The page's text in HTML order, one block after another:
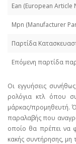
Εan (European Article
Mpn (Manufacturer
Παρτίδα
Επόμενη παρτίδα
Οι εγγυήσεις
ρολόγια κτλ όπου
μάρκας/προμηθευτή.
παραλαβής που
οποίο θα πρέπει να
κακής συντήρησης, μη